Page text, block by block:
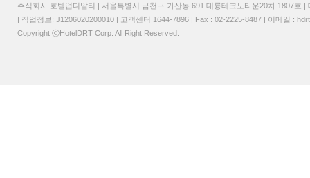
주식회사 호텔업디알티 | 서울특별시 금천구 가산동 691 대륭테크노타운20차 1807
| 직업정보: J1206020200010 | 고객센터 1644-7896 | Fax : 02-2225-8487 | 이메일 :
Copyright ⓒHotelDRT Corp. All Right Reserved.